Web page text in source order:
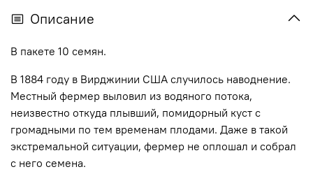
Описание
В пакете 10 семян.
В 1884 году в Вирджинии США случилось наводнение.
Местный фермер выловил из водяного потока,
неизвестно откуда плывший, помидорный куст с
громадными по тем временам плодами. Даже в такой
экстремальной ситуации, фермер не оплошал и собрал
с него семена.